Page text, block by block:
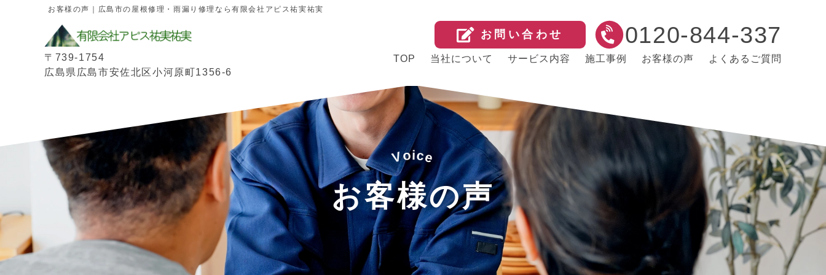
お客様の声｜広島市の屋根修理・雨漏り修理なら有限会社アピス祐実祐実
〒739-1754
広島県広島市安佐北区小河原町1356-6
お問い合わせ 0120-844-337
TOP 当社について サービス内容 施工事例 お客様の声 よくあるご質問
Voice
お客様の声